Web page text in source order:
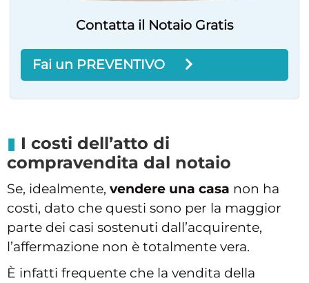
Contatta il Notaio Gratis
Fai un PREVENTIVO
I costi dell’atto di
compravendita dal notaio
Se, idealmente, vendere una casa non ha
costi, dato che questi sono per la maggior
parte dei casi sostenuti dall’acquirente,
l’affermazione non è totalmente vera.
È infatti frequente che la vendita della